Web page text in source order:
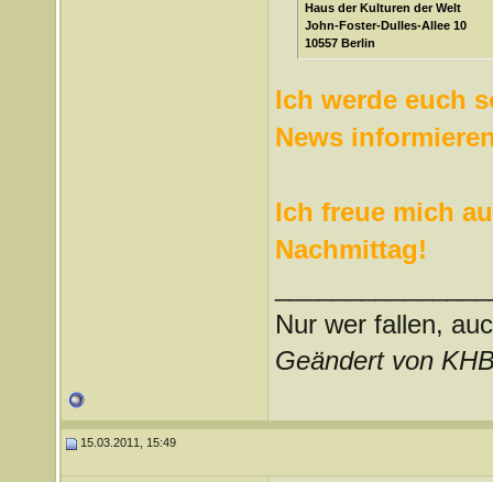
Haus der Kulturen der Welt
John-Foster-Dulles-Allee 10
10557 Berlin
Ich werde euch
News
Ich freue mich
Nachmittag!
Nur wer fallen,
Geändert von
15.03.2011, 15:49